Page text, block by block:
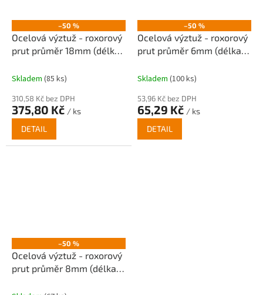
–50 %
Ocelová výztuž - roxorový
prut průměr 18mm (délka
Skladem (85 ks)
310,58 Kč bez DPH
375,80 Kč / ks
DETAIL
–50 %
Ocelová výztuž - roxorový
prut průměr 6mm (délka
Skladem (100 ks)
53,96 Kč bez DPH
65,29 Kč / ks
DETAIL
–50 %
Ocelová výztuž - roxorový
prut průměr 8mm (délka